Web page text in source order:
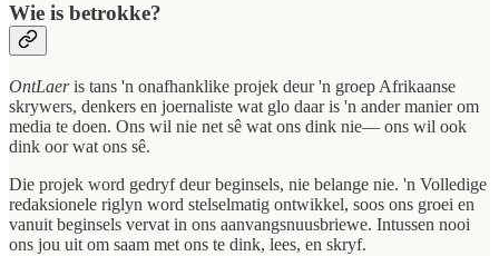
Wie is betrokke?
OntLaeris tans 'n onafhanklike projek deur 'n groep Afrikaanse
skrywers, denkers en joernaliste wat glo daar is 'n ander manier om
media te doen. Ons wil nie net sê wat ons dink nie— ons wil ook
dink oor wat ons sê.
Die projek word gedryf deur beginsels, nie belange nie. 'n Volledige
redaksionele riglyn word stelselmatig ontwikkel, soos ons groei en
vanuit beginsels vervat in ons aanvangsnuusbriewe. Intussen nooi
ons jou uit om saam met ons te dink, lees, en skryf.